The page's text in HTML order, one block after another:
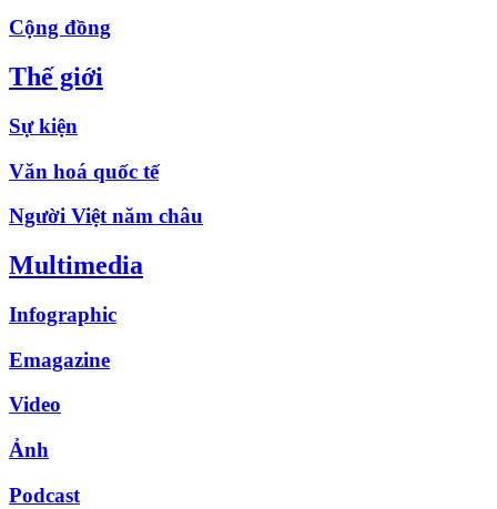
Cộng đồng
Thế giới
Sự kiện
Văn hoá quốc tế
Người Việt năm châu
Multimedia
Infographic
Emagazine
Video
Ảnh
Podcast